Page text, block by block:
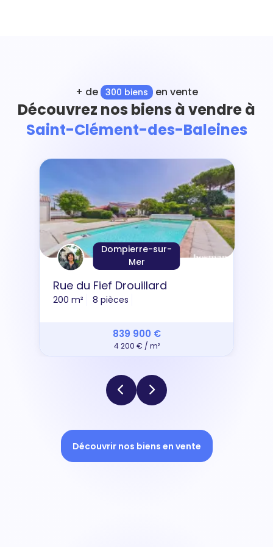
+ de 300 biens en vente
Découvrez nos biens à vendre à
Saint-Clément-des-Baleines
Dompierre-sur-
Mer
Rue du Fief Drouillard
200 m² 8 pièces
839 900 €
4 200 € / m²
Découvrir nos biens en vente